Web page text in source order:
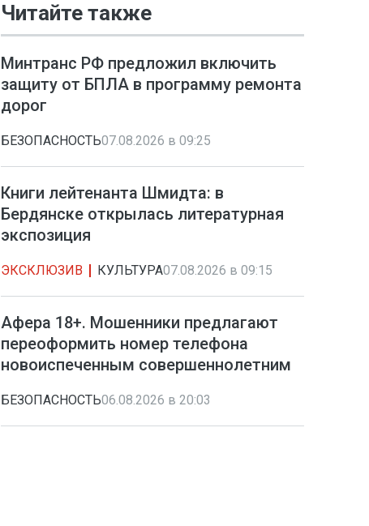
Читайте также
Минтранс РФ предложил включить
защиту от БПЛА в программу ремонта
дорог
БЕЗОПАСНОСТЬ07.08.2026 в 09:25
Книги лейтенанта Шмидта: в
Бердянске открылась литературная
экспозиция
ЭКСКЛЮЗИВ КУЛЬТУРА07.08.2026 в 09:15
Афера 18+. Мошенники предлагают
переоформить номер телефона
новоиспеченным совершеннолетним
БЕЗОПАСНОСТЬ06.08.2026 в 20:03